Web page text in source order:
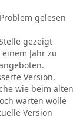
gelesen
gezeigt
Jahr zu
Version,
wie beim alten
warten wolle
Version